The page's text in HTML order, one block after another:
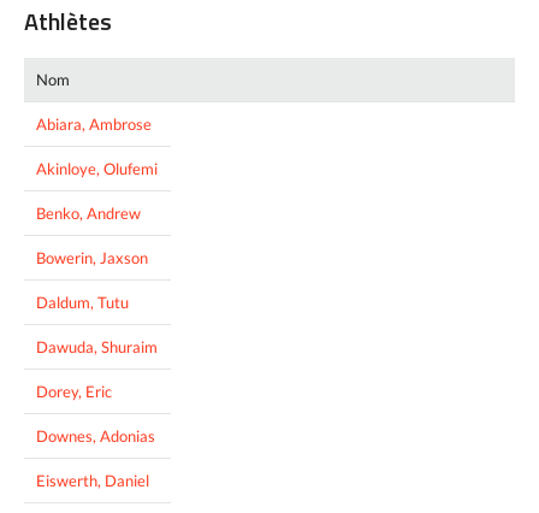
Athlètes
Nom
Abiara, Ambrose
Akinloye, Olufemi
Benko, Andrew
Bowerin, Jaxson
Daldum, Tutu
Dawuda, Shuraim
Dorey, Eric
Downes, Adonias
Eiswerth, Daniel